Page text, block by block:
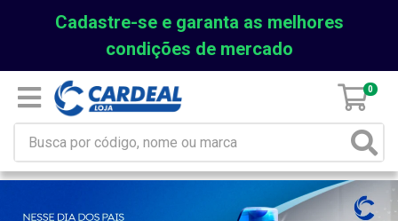
Cadastre-se e garanta as melhores
condições de mercado
0